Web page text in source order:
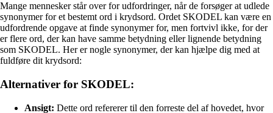
Mange mennesker står over for udfordringer, når de forsøger at udlede
synonymer for et bestemt ord i krydsord. Ordet SKODEL kan være en
udfordrende opgave at finde synonymer for, men fortvivl ikke, for der
er flere ord, der kan have samme betydning eller lignende betydning
som SKODEL. Her er nogle synonymer, der kan hjælpe dig med at
fuldføre dit krydsord:
Alternativer for SKODEL:
Ansigt: Dette ord refererer til den forreste del af hovedet, hvor